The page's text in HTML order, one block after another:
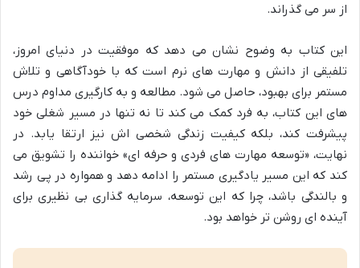
از سر می گذراند.
این کتاب به وضوح نشان می دهد که موفقیت در دنیای امروز،
تلفیقی از دانش و مهارت های نرم است که با خودآگاهی و تلاش
مستمر برای بهبود، حاصل می شود. مطالعه و به کارگیری مداوم درس
های این کتاب، به فرد کمک می کند تا نه تنها در مسیر شغلی خود
پیشرفت کند، بلکه کیفیت زندگی شخصی اش نیز ارتقا یابد. در
نهایت، «توسعه مهارت های فردی و حرفه ای» خواننده را تشویق می
کند که این مسیر یادگیری مستمر را ادامه دهد و همواره در پی رشد
و بالندگی باشد، چرا که این توسعه، سرمایه گذاری بی نظیری برای
آینده ای روشن تر خواهد بود.